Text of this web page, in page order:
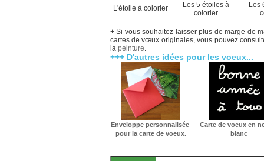
L'étoile à colorier
Les 5 étoiles à
colorier
Les
+ Si vous souhaitez laisser plus de marge de
cartes de vœux originales, vous pouvez
la peinture.
+++ D'autres idées pour les voeux...
Enveloppe personnalisée
pour la carte de voeux.
Carte de voeux en
blanc